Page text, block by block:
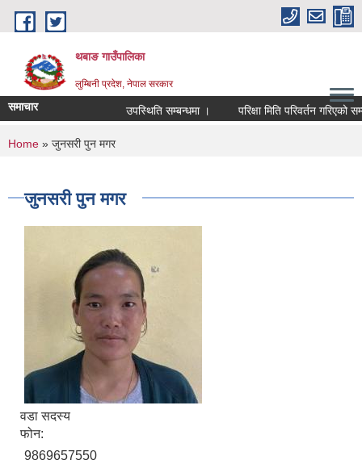
Skip to main content
थबाङ गाउँपालिका
लुम्बिनी प्रदेश, नेपाल सरकार
समाचार उपस्थिति सम्बन्धमा । परिक्षा मिति परिवर्तन गरिएको
You are here
Home » जुनसरी पुन मगर
जुनसरी पुन मगर
वडा सदस्य
फोन:
9869657550